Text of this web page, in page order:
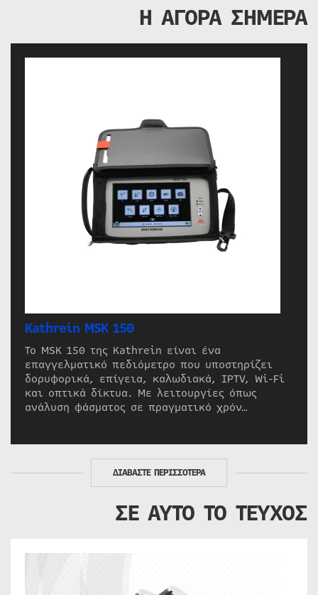
Η ΑΓΟΡΑ ΣΗΜΕΡΑ
Kathrein MSK 150
Το MSK 150 της Kathrein είναι ένα
επαγγελματικό πεδιόμετρο που υποστηρίζει
δορυφορικά, επίγεια, καλωδιακά, IPTV, Wi-Fi
και οπτικά δίκτυα. Με λειτουργίες όπως
ανάλυση φάσματος σε πραγματικό χρόν…
ΔΙΑΒΑΣΤΕ ΠΕΡΙΣΣΟΤΕΡΑ
ΣΕ ΑΥΤΟ ΤΟ ΤΕΥΧΟΣ